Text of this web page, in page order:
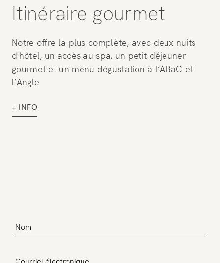
Itinéraire gourmet
Notre offre la plus complète, avec deux nuits
d'hôtel, un accès au spa, un petit-déjeuner
gourmet et un menu dégustation à l’ABaC et
l’Angle
+ INFO